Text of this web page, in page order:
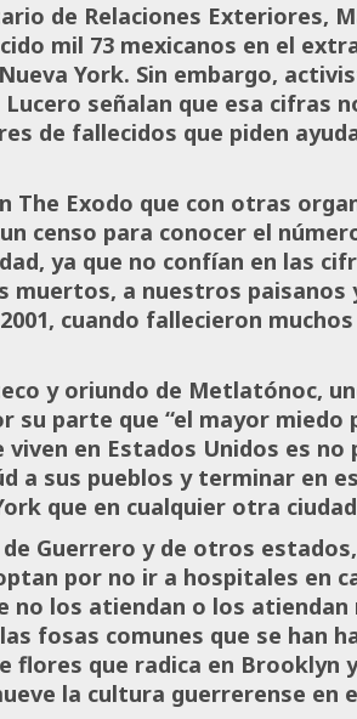
de Relaciones Exteriores,
mil 73 mexicanos en el
York. Sin embargo,
señalan que esa cifras
de fallecidos que piden
Exodo que con otras
censo para conocer el
ya que no confían en las
muertos, a nuestros paisanos
cuando fallecieron
y oriundo de Metlatónoc,
su parte que “el mayor miedo
viven en Estados Unidos es
a sus pueblos y terminar en
que en cualquier otra
Guerrero y de otros
por no ir a hospitales en
no los atiendan o los
fosas comunes que se han
flores que radica en Brooklyn
la cultura guerrerense en